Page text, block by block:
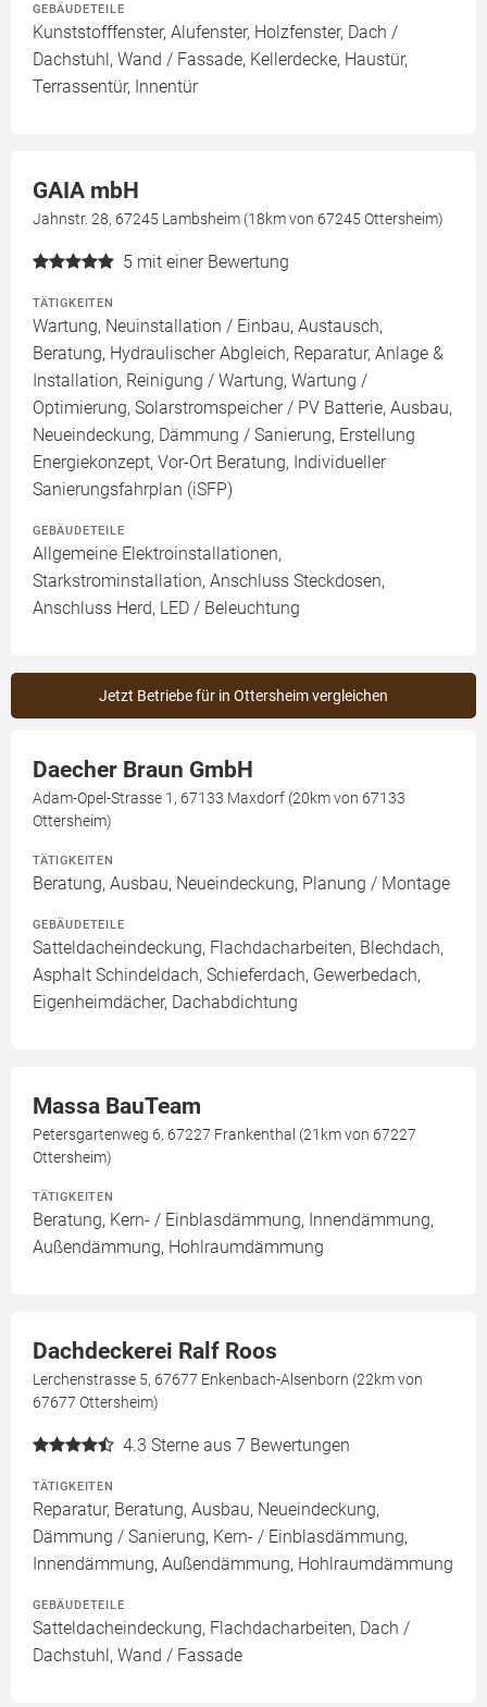
GEBÄUDETEILE
Kunststofffenster, Alufenster, Holzfenster, Dach /
Dachstuhl, Wand / Fassade, Kellerdecke, Haustür,
Terrassentür, Innentür
GAIA mbH
Jahnstr. 28, 67245 Lambsheim (18km von 67245 Ottersheim)
5 mit einer Bewertung
TÄTIGKEITEN
Wartung, Neuinstallation / Einbau, Austausch,
Beratung, Hydraulischer Abgleich, Reparatur, Anlage &
Installation, Reinigung / Wartung, Wartung /
Optimierung, Solarstromspeicher / PV Batterie, Ausbau,
Neueindeckung, Dämmung / Sanierung, Erstellung
Energiekonzept, Vor-Ort Beratung, Individueller
Sanierungsfahrplan (iSFP)
GEBÄUDETEILE
Allgemeine Elektroinstallationen,
Starkstrominstallation, Anschluss Steckdosen,
Anschluss Herd, LED / Beleuchtung
Jetzt Betriebe für in Ottersheim vergleichen
Daecher Braun GmbH
Adam-Opel-Strasse 1, 67133 Maxdorf (20km von 67133
Ottersheim)
TÄTIGKEITEN
Beratung, Ausbau, Neueindeckung, Planung / Montage
GEBÄUDETEILE
Satteldacheindeckung, Flachdacharbeiten, Blechdach,
Asphalt Schindeldach, Schieferdach, Gewerbedach,
Eigenheimdächer, Dachabdichtung
Massa BauTeam
Petersgartenweg 6, 67227 Frankenthal (21km von 67227
Ottersheim)
TÄTIGKEITEN
Beratung, Kern- / Einblasdämmung, Innendämmung,
Außendämmung, Hohlraumdämmung
Dachdeckerei Ralf Roos
Lerchenstrasse 5, 67677 Enkenbach-Alsenborn (22km von
67677 Ottersheim)
4.3 Sterne aus 7 Bewertungen
TÄTIGKEITEN
Reparatur, Beratung, Ausbau, Neueindeckung,
Dämmung / Sanierung, Kern- / Einblasdämmung,
Innendämmung, Außendämmung, Hohlraumdämmung
GEBÄUDETEILE
Satteldacheindeckung, Flachdacharbeiten, Dach /
Dachstuhl, Wand / Fassade